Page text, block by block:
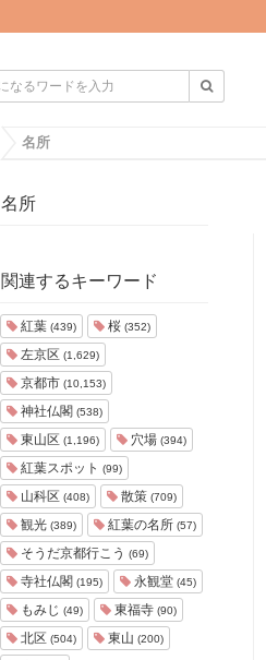
名所
名所
関連するキーワード
紅葉 (439) 桜 (352)
左京区 (1,629)
京都市 (10,153)
神社仏閣 (538)
東山区 (1,196) 穴場 (394)
紅葉スポット (99)
山科区 (408) 散策 (709)
観光 (389) 紅葉の名所 (57)
そうだ京都行こう (69)
寺社仏閣 (195) 永観堂 (45)
もみじ (49) 東福寺 (90)
北区 (504) 東山 (200)